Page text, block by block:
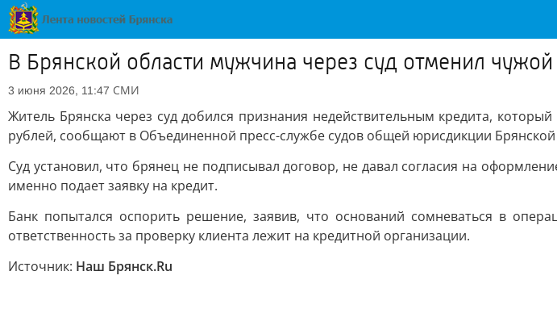
В Брянской области мужчина через суд отменил
3 июня 2026, 11:47 СМИ
Житель Брянска через суд добился признания недействительным кредита,
рублей, сообщают в Объединенной пресс-службе судов общей юрисдикции Брянской
Суд установил, что брянец не подписывал договор, не давал согласия на
именно подает заявку на кредит.
Банк попытался оспорить решение, заявив, что оснований сомневаться в
ответственность за проверку клиента лежит на кредитной организации.
Источник: Наш Брянск.Ru